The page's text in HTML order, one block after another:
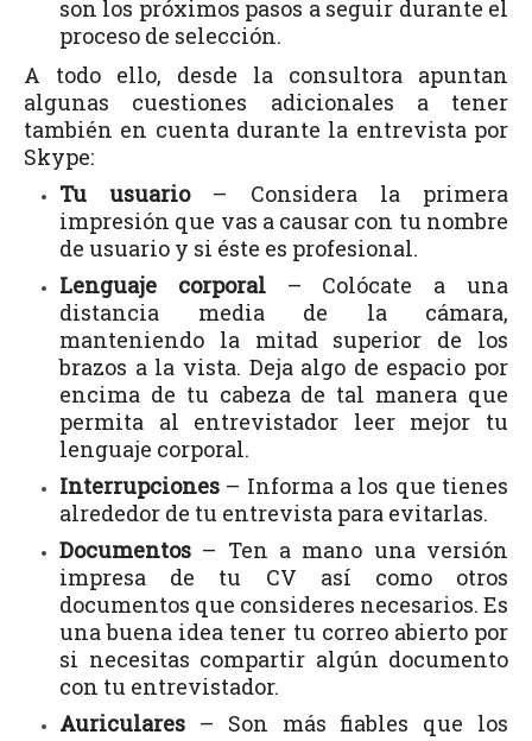
son los próximos pasos a seguir durante el
proceso de selección.
A todo ello, desde la consultora apuntan
algunas cuestiones adicionales a tener
también en cuenta durante la entrevista por
Skype:
Tu usuario– Considera la primera
impresión que vas a causar con tu nombre
de usuario y si éste es profesional.
Lenguaje corporal– Colócate a una
distancia media de la cámara,
manteniendo la mitad superior de los
brazos a la vista. Deja algo de espacio por
encima de tu cabeza de tal manera que
permita al entrevistador leer mejor tu
lenguaje corporal.
Interrupciones – Informa a los que tienes
alrededor de tu entrevista para evitarlas.
Documentos – Ten a mano una versión
impresa de tu CV así como otros
documentos que consideres necesarios. Es
una buena idea tener tu correo abierto por
si necesitas compartir algún documento
con tu entrevistador.
Auriculares – Son más fiables que los